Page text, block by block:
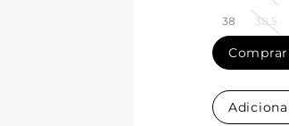
38 38.5
Comprar